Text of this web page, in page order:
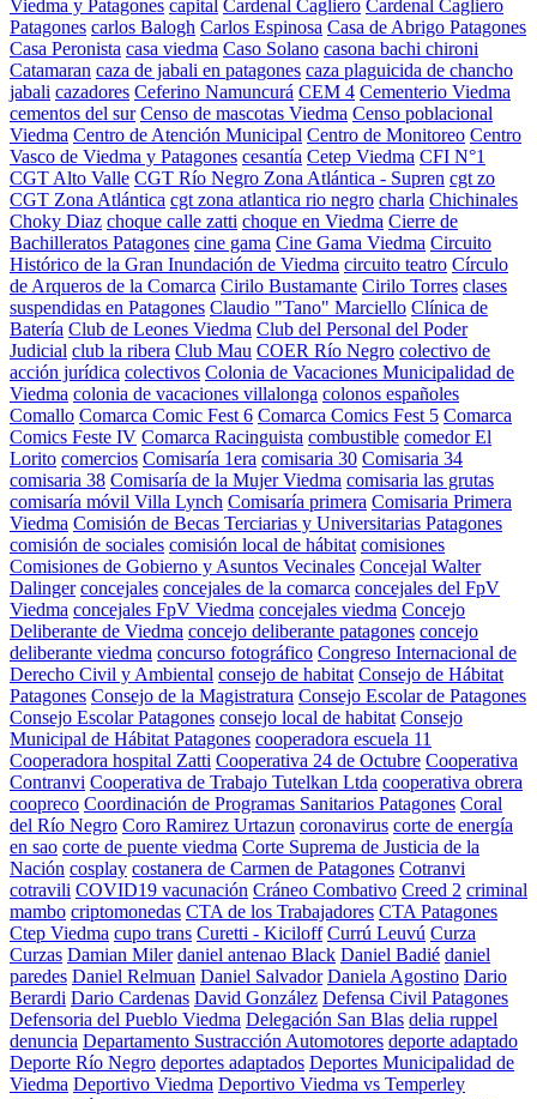
Viedma y Patagones capital Cardenal Cagliero Cardenal Cagliero
Patagones carlos Balogh Carlos Espinosa Casa de Abrigo Patagones
Casa Peronista casa viedma Caso Solano casona bachi chironi
Catamaran caza de jabali en patagones caza plaguicida de chancho
jabali cazadores Ceferino Namuncurá CEM 4 Cementerio Viedma
cementos del sur Censo de mascotas Viedma Censo poblacional
Viedma Centro de Atención Municipal Centro de Monitoreo Centro
Vasco de Viedma y Patagones cesantía Cetep Viedma CFI N°1
CGT Alto Valle CGT Río Negro Zona Atlántica - Supren cgt zo
CGT Zona Atlántica cgt zona atlantica rio negro charla Chichinales
Choky Diaz choque calle zatti choque en Viedma Cierre de
Bachilleratos Patagones cine gama Cine Gama Viedma Circuito
Histórico de la Gran Inundación de Viedma circuito teatro Círculo
de Arqueros de la Comarca Cirilo Bustamante Cirilo Torres clases
suspendidas en Patagones Claudio "Tano" Marciello Clínica de
Batería Club de Leones Viedma Club del Personal del Poder
Judicial club la ribera Club Mau COER Río Negro colectivo de
acción jurídica colectivos Colonia de Vacaciones Municipalidad de
Viedma colonia de vacaciones villalonga colonos españoles
Comallo Comarca Comic Fest 6 Comarca Comics Fest 5 Comarca
Comics Feste IV Comarca Racinguista combustible comedor El
Lorito comercios Comisaría 1era comisaria 30 Comisaria 34
comisaria 38 Comisaría de la Mujer Viedma comisaria las grutas
comisaría móvil Villa Lynch Comisaría primera Comisaria Primera
Viedma Comisión de Becas Terciarias y Universitarias Patagones
comisión de sociales comisión local de hábitat comisiones
Comisiones de Gobierno y Asuntos Vecinales Concejal Walter
Dalinger concejales concejales de la comarca concejales del FpV
Viedma concejales FpV Viedma concejales viedma Concejo
Deliberante de Viedma concejo deliberante patagones concejo
deliberante viedma concurso fotográfico Congreso Internacional de
Derecho Civil y Ambiental consejo de habitat Consejo de Hábitat
Patagones Consejo de la Magistratura Consejo Escolar de Patagones
Consejo Escolar Patagones consejo local de habitat Consejo
Municipal de Hábitat Patagones cooperadora escuela 11
Cooperadora hospital Zatti Cooperativa 24 de Octubre Cooperativa
Contranvi Cooperativa de Trabajo Tutelkan Ltda cooperativa obrera
coopreco Coordinación de Programas Sanitarios Patagones Coral
del Río Negro Coro Ramirez Urtazun coronavirus corte de energía
en sao corte de puente viedma Corte Suprema de Justicia de la
Nación cosplay costanera de Carmen de Patagones Cotranvi
cotravili COVID19 vacunación Cráneo Combativo Creed 2 criminal
mambo criptomonedas CTA de los Trabajadores CTA Patagones
Ctep Viedma cupo trans Curetti - Kiciloff Currú Leuvú Curza
Curzas Damian Miler daniel antenao Black Daniel Badié daniel
paredes Daniel Relmuan Daniel Salvador Daniela Agostino Dario
Berardi Dario Cardenas David González Defensa Civil Patagones
Defensoria del Pueblo Viedma Delegación San Blas delia ruppel
denuncia Departamento Sustracción Automotores deporte adaptado
Deporte Río Negro deportes adaptados Deportes Municipalidad de
Viedma Deportivo Viedma Deportivo Viedma vs Temperley